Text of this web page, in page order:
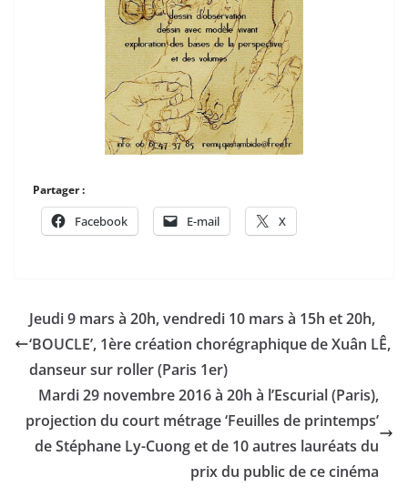
Partager :
Facebook E-mail X
Jeudi 9 mars à 20h, vendredi 10 mars à 15h et 20h,
‘BOUCLE’, 1ère création chorégraphique de Xuân LÊ,
danseur sur roller (Paris 1er)
Mardi 29 novembre 2016 à 20h à l’Escurial (Paris),
projection du court métrage ‘Feuilles de printemps’
de Stéphane Ly-Cuong et de 10 autres lauréats du
prix du public de ce cinéma